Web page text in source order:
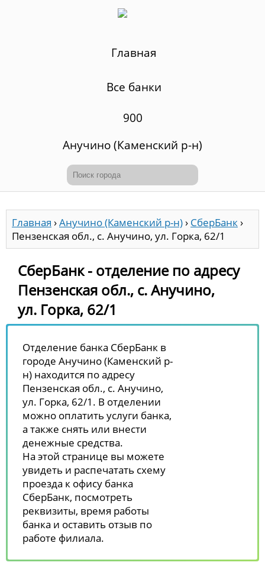
Главная
Все банки
900
Анучино (Каменский р-н)
Главная ›Анучино (Каменский р-н)› СберБанк›
Пензенская обл., с. Анучино, ул. Горка, 62/1
СберБанк - отделение по адресу
Пензенская обл., с. Анучино,
ул. Горка, 62/1
Отделение банка СберБанк в
городе Анучино (Каменский р-
н) находится по адресу
Пензенская обл., с. Анучино,
ул. Горка, 62/1. В отделении
можно оплатить услуги банка,
а также снять или внести
денежные средства.
На этой странице вы можете
увидеть и распечатать схему
проезда к офису банка
СберБанк, посмотреть
реквизиты, время работы
банка и оставить отзыв по
работе филиала.